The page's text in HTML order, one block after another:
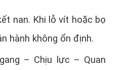
nan. Khi lỗ vít hoặc bọ
hành không ổn định.
– Chịu lực – Quan